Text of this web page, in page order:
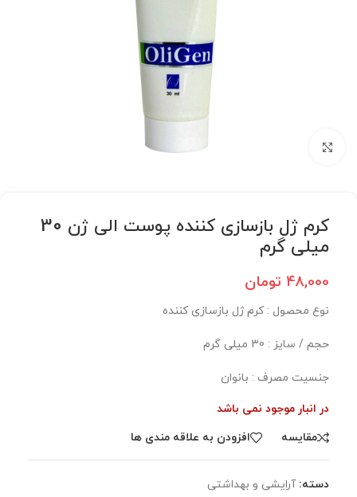
برای بزرگنمایی کلیک کنید
کرم ژل بازسازی کننده پوست الی ژن 30
میلی گرم
48,000 تومان
نوع محصول : کرم ژل بازسازی کننده
حجم / سایز : 30 میلی گرم
جنسیت مصرف : بانوان
در انبار موجود نمی باشد
مقایسه
افزودن به علاقه مندی ها
دسته: آرایشی و بهداشتی